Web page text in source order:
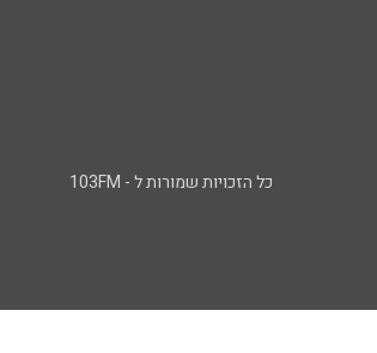
כל הזכויות שמורות ל - 103FM